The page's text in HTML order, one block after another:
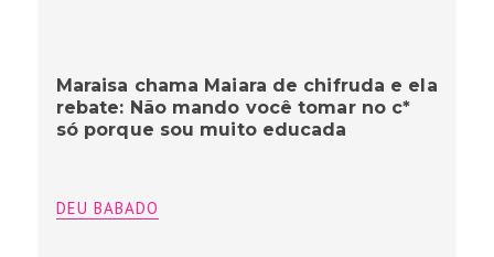
Maraisa chama Maiara de chifruda e ela
rebate: Não mando você tomar no c*
só porque sou muito educada
DEU BABADO